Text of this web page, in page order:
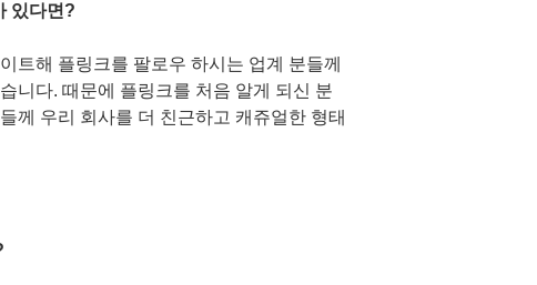
있다면?
트해 플링크를 팔로우 하시는 업계 분들께
니다. 때문에 플링크를 처음 알게 되신 분
께 우리 회사를 더 친근하고 캐쥬얼한 형태